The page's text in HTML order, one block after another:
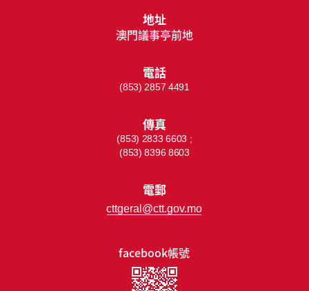
facebook帳號
地址
澳門議事亭前地
電話
(853) 2857 4491
傳真
(853) 2833 6603 ;
(853) 8396 8603
電郵
cttgeral@ctt.gov.mo